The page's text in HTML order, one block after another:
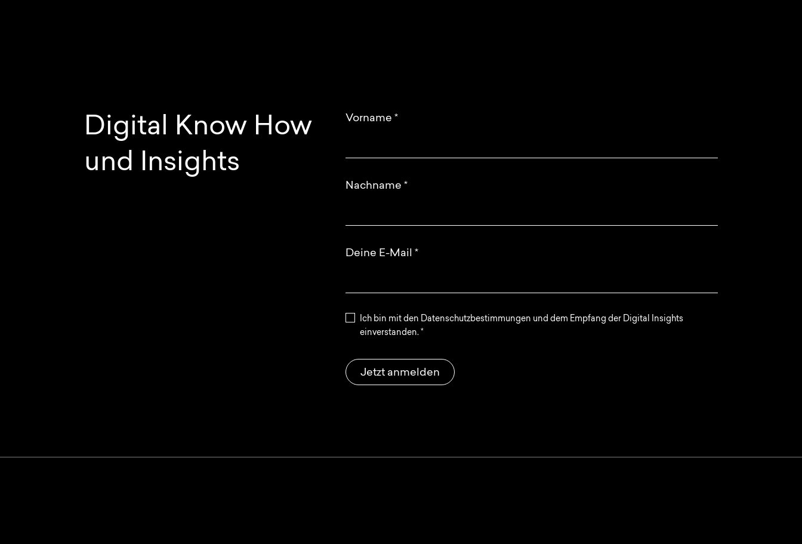
Digital Know How
und Insights
Vorname *
Nachname *
Deine E-Mail *
Ich bin mit den Datenschutzbestimmungen und dem Empfang der Digital Insights
einverstanden. *
Jetzt anmelden